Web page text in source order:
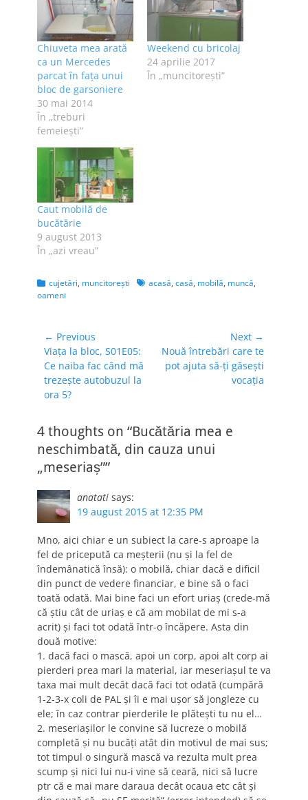
Chiuveta mea arată
ca un Mercedes
parcat în faţa unui
bloc de garsoniere
30 mai 2014
În „treburi
femeieşti”
Weekend cu bricolaj
24 aprilie 2017
În „muncitoreşti”
Caut mobilă de
bucătărie
9 august 2013
În „azi vreau”
Categories
cujetări, muncitoreşti Tagsacasă, casă, mobilă, muncă,
oameni
Navigare
în
articole
← Previous
Previous
post:
Viața la bloc, S01E05:
Ce naiba fac când mă
trezește autobuzul la
ora 5?
Next →
Next
post:
Nouă întrebări care te
pot ajuta să-ţi găseşti
vocaţia
4 thoughts on “Bucătăria mea e
neschimbată, din cauza unui
„meseriaș””
anatati says:
19 august 2015 at 12:35 PM
Mno, aici chiar e un subiect la care-s aproape la
fel de pricepută ca meșterii (nu și la fel de
îndemânatică însă): o mobilă, chiar dacă e dificil
din punct de vedere financiar, e bine să o faci
toată odată. Mai bine faci un efort uriaș (crede-mă
că știu cât de uriaș e că am mobilat de mi s-a
acrit) și faci tot odată într-o încăpere. Asta din
două motive:
1. dacă faci o mască, apoi un corp, apoi alt corp ai
pierderi prea mari la material, iar meseriașul te va
taxa mai mult decât dacă faci tot odată (cumpără
1-2-3-x coli de PAL și îi e mai ușor să jongleze cu
ele; în caz contrar pierderile le plătești tu nu el…
2. meseriașilor le convine să lucreze o mobilă
completă și nu bucăți atât din motivul de mai sus;
tot timpul o singură mască va rezulta mult prea
scump și nici lui nu-i vine să ceară, nici să lucre
ptr că e mai mare daraua decât ocaua etc cât și